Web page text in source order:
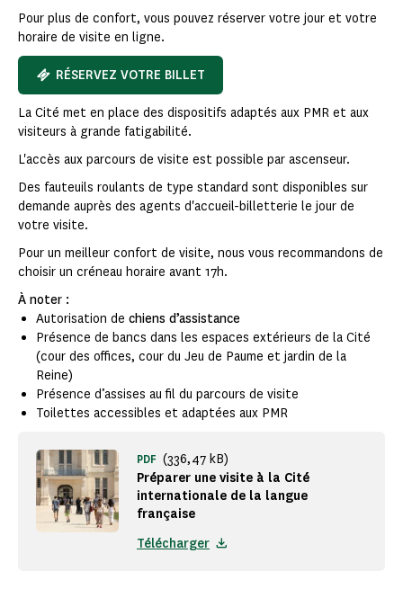
Pour plus de confort, vous pouvez réserver votre jour et votre
horaire de visite en ligne.
RÉSERVEZ VOTRE BILLET
La Cité met en place des dispositifs adaptés aux PMR et aux
visiteurs à grande fatigabilité.
L'accès aux parcours de visite est possible par ascenseur.
Des fauteuils roulants de type standard sont disponibles sur
demande auprès des agents d'accueil-billetterie le jour de
votre visite.
Pour un meilleur confort de visite, nous vous recommandons de
choisir un créneau horaire avant 17h.
À noter :
Autorisation de chiens d’assistance
Présence de bancs dans les espaces extérieurs de la Cité
(cour des offices, cour du Jeu de Paume et jardin de la
Reine)
Présence d’assises au fil du parcours de visite
Toilettes accessibles et adaptées aux PMR
Préparer une visite à la Cité
internationale de la langue
française
PDF (336,47 kB)
Télécharger